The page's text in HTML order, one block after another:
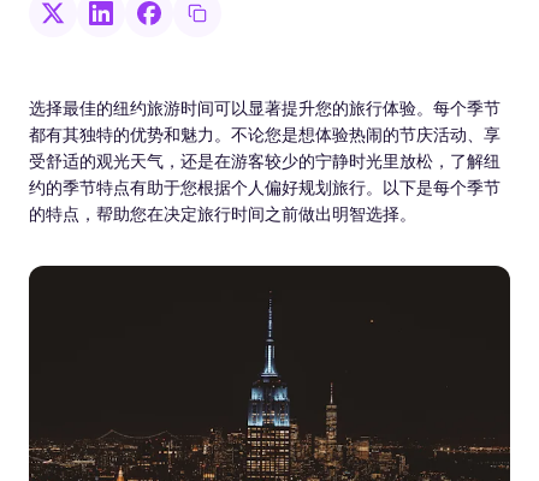
选择最佳的纽约旅游时间可以显著提升您的旅行体验。每个季节
都有其独特的优势和魅力。不论您是想体验热闹的节庆活动、享
受舒适的观光天气，还是在游客较少的宁静时光里放松，了解纽
约的季节特点有助于您根据个人偏好规划旅行。以下是每个季节
的特点，帮助您在决定旅行时间之前做出明智选择。